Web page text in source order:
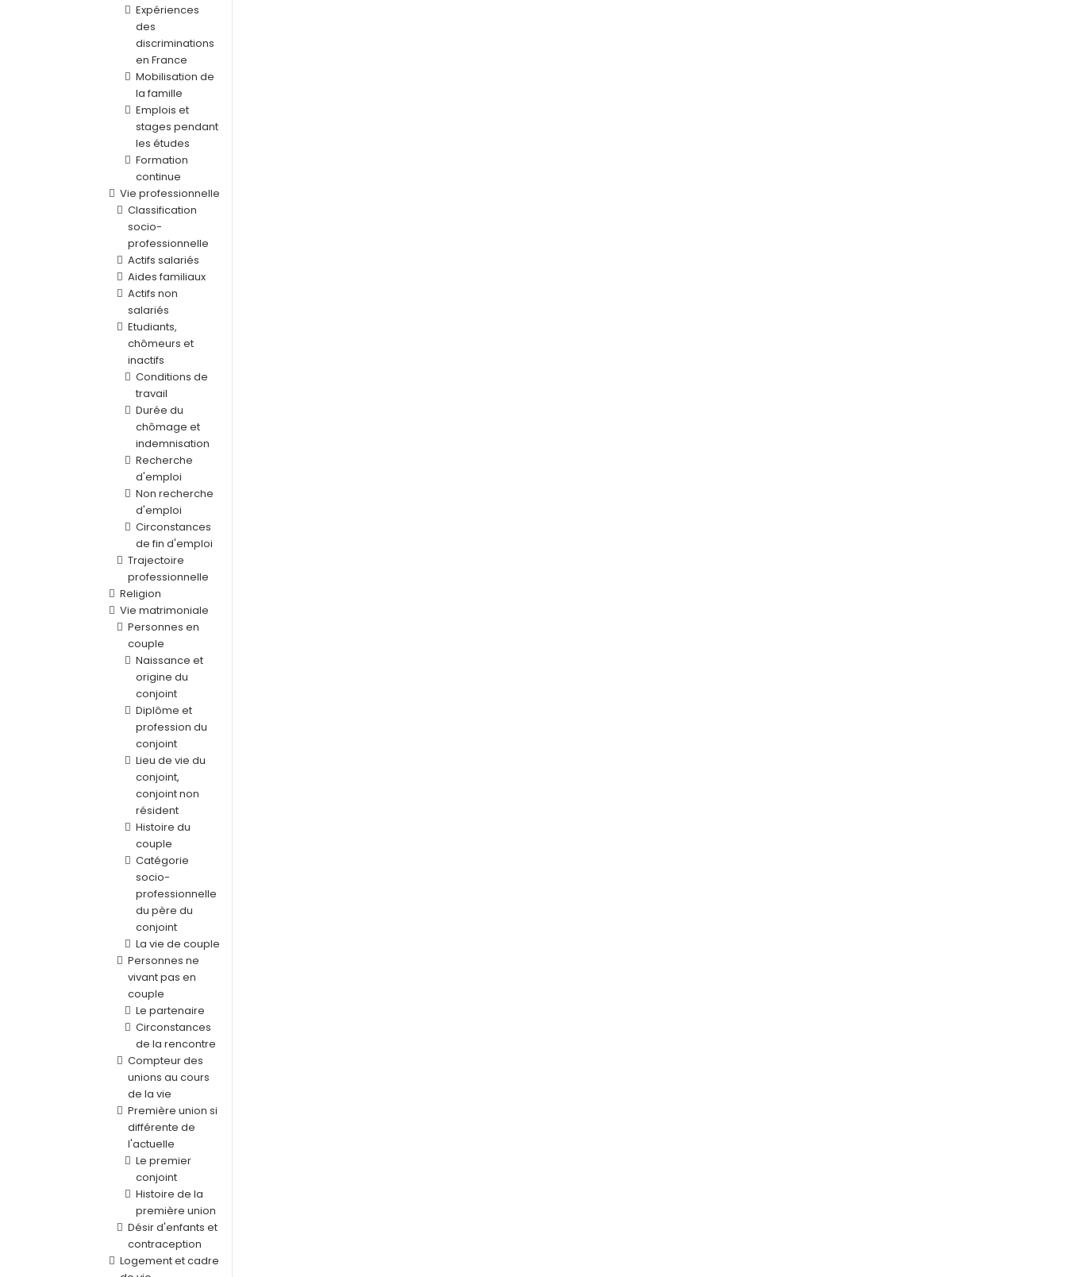
Expériences
des
discriminations
en France
Mobilisation de
la famille
Emplois et
stages pendant
les études
Formation
continue
Vie professionnelle
Classification
socio-
professionnelle
Actifs salariés
Aides familiaux
Actifs non
salariés
Etudiants,
chômeurs et
inactifs
Conditions de
travail
Durée du
chômage et
indemnisation
Recherche
d'emploi
Non recherche
d'emploi
Circonstances
de fin d'emploi
Trajectoire
professionnelle
Religion
Vie matrimoniale
Personnes en
couple
Naissance et
origine du
conjoint
Diplôme et
profession du
conjoint
Lieu de vie du
conjoint,
conjoint non
résident
Histoire du
couple
Catégorie
socio-
professionnelle
du père du
conjoint
La vie de couple
Personnes ne
vivant pas en
couple
Le partenaire
Circonstances
de la rencontre
Compteur des
unions au cours
de la vie
Première union si
différente de
l'actuelle
Le premier
conjoint
Histoire de la
première union
Désir d'enfants et
contraception
Logement et cadre